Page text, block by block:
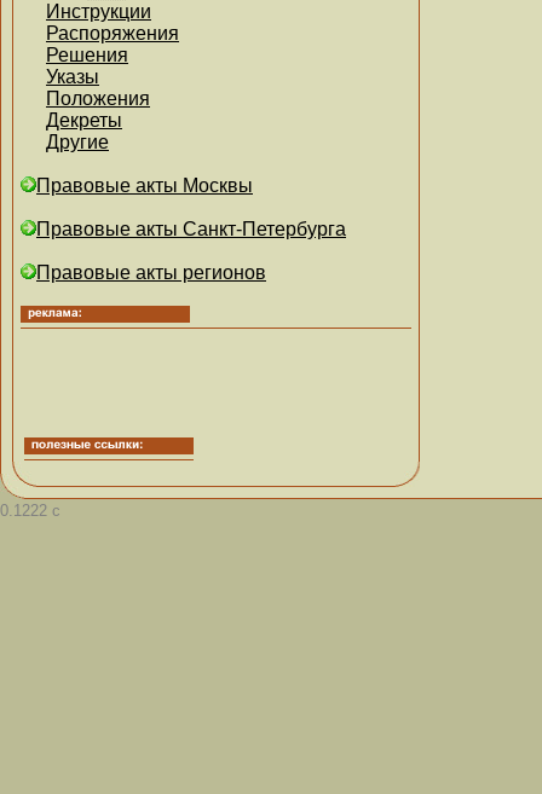
Инструкции
Распоряжения
Решения
Указы
Положения
Декреты
Другие
Правовые акты Москвы
Правовые акты Санкт-Петербурга
Правовые акты регионов
0.1222 с